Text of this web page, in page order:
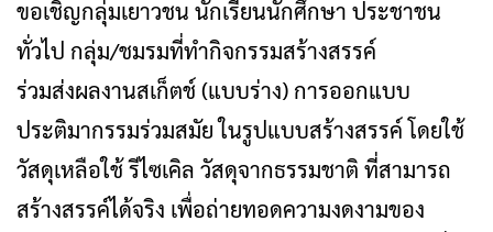
ขอเชิญกลุ่มเยาวชน นักเรียนนักศึกษา ประชาชน
ทั่วไป กลุ่ม/ชมรมที่ทำกิจกรรมสร้างสรรค์
ร่วมส่งผลงานสเก็ตช์ (แบบร่าง) การออกแบบ
ประติมากรรมร่วมสมัย ในรูปแบบสร้างสรรค์ โดยใช้
วัสดุเหลือใช้ รีไซเคิล วัสดุจากธรรมชาติ ที่สามารถ
สร้างสรรค์ได้จริง เพื่อถ่ายทอดความงดงามของ